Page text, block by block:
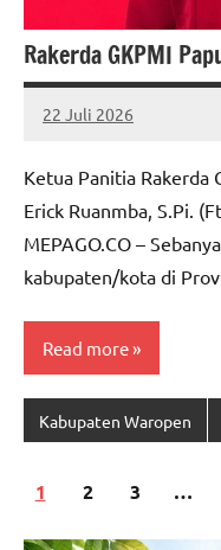
Rakerda GKPMI
22 Juli 2026
MEPAGO
No
Ketua Panitia Rakerda
Erick Ruanmba, S.Pi.
MEPAGO.CO –
kabupaten/kota di
Read more
Kabupaten Waropen
Paginasi
1 2 3 …